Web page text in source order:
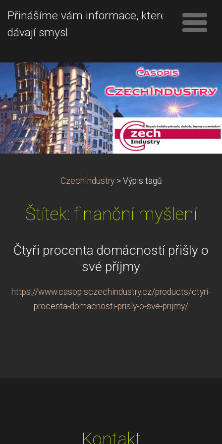
Přinášíme vám informace, které
dávají smysl
CzechIndustry > Výpis tagů
Štítek: finanční myšlení
Čtyři procenta domácností přišly o
své příjmy
https://www.casopisczechindustry.cz/products/ctyri-
procenta-domacnosti-prisly-o-sve-prijmy/
Kontakt